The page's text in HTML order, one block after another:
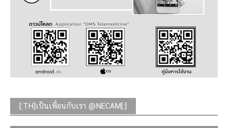
[:TH]เป็นเพื่อนกับเรา @NECAM[:]